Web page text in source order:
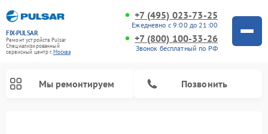
FIX-PULSAR
Ремонт устройств Pulsar
Специализированный
cервисный центр г.Москва
+7 (495) 023-73-25
Ежедневно с 9:00 до 21:00
+7 (800) 100-33-26
Звонок бесплатный по РФ
Мы ремонтируем Позвонить